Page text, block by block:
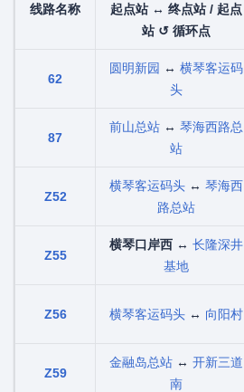
线路名称
起点站 ↔ 终点站 / 起点
站 ↺ 循环点
62
圆明新园 ↔ 横琴客运码
头
87
前山总站↔ 琴海西路总
站
Z52
横琴客运码头↔ 琴海西
路总站
Z55
横琴口岸西↔ 长隆深井
基地
Z56 横琴客运码头↔ 向阳村
Z59
金融岛总站↔ 开新三道
南